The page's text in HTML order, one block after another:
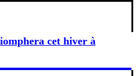
cet hiver à